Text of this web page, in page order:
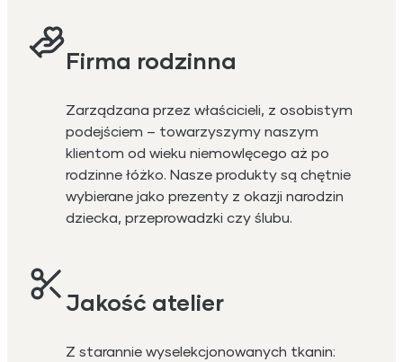
Firma rodzinna
Zarządzana przez właścicieli, z osobistym
podejściem – towarzyszymy naszym
klientom od wieku niemowlęcego aż po
rodzinne łóżko. Nasze produkty są chętnie
wybierane jako prezenty z okazji narodzin
dziecka, przeprowadzki czy ślubu.
Jakość atelier
Z starannie wyselekcjonowanych tkanin: